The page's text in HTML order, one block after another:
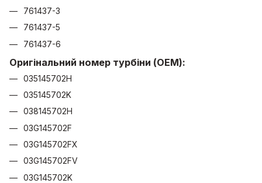
761437-3
761437-5
761437-6
Оригінальний номер турбіни (OEM):
035145702H
035145702K
038145702H
03G145702F
03G145702FX
03G145702FV
03G145702K